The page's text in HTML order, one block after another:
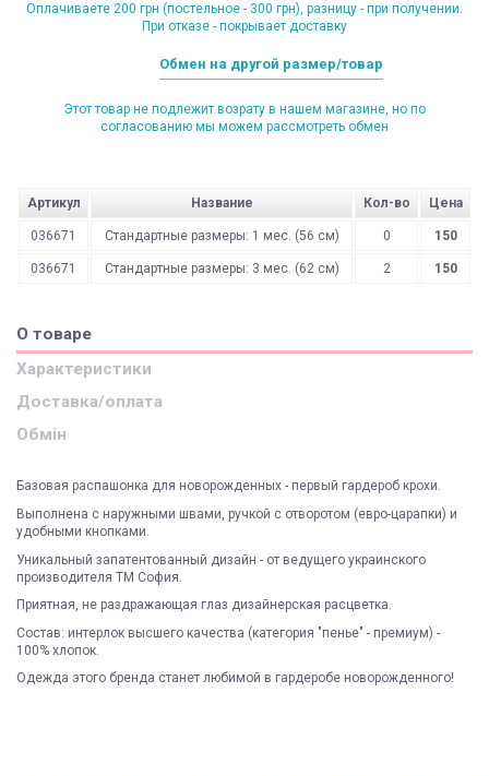
Оплачиваете 200 грн (постельное - 300 грн), разницу - при получении.
При отказе - покрывает доставку
Обмен на другой размер/товар
Этот товар не подлежит возрату в нашем магазине, но по
согласованию мы можем рассмотреть обмен
Артикул Название Кол-во Цена
036671 Стандартные размеры: 1 мес. (56 см) 0 150
036671 Стандартные размеры: 3 мес. (62 см) 2 150
О товаре
Характеристики
Доставка/оплата
Обмін
Базовая распашонка для новорожденных - первый гардероб крохи.
Выполнена с наружными швами, ручкой с отворотом (евро-царапки) и
удобными кнопками.
Уникальный запатентованный дизайн - от ведущего украинского
производителя ТМ София.
Приятная, не раздражающая глаз дизайнерская расцветка.
Состав: интерлок высшего качества (категория "пенье" - премиум) -
100% хлопок.
Одежда этого бренда станет любимой в гардеробе новорожденного!